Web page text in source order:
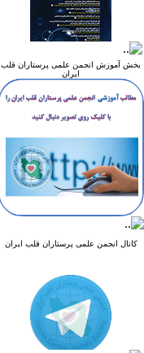
بخش آموزش انجمن علمی پرستاران قلب
ایران
کانال انجمن علمی پرستاران قلب ایران